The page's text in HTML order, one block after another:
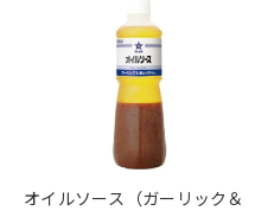
オイルソース（ガーリック＆